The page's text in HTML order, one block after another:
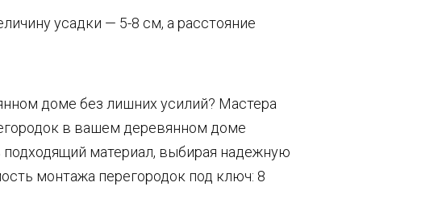
усадки — 5-8 см, а расстояние
доме без лишних усилий? Мастера
в вашем деревянном доме
материал, выбирая надежную
монтажа перегородок под ключ: 8